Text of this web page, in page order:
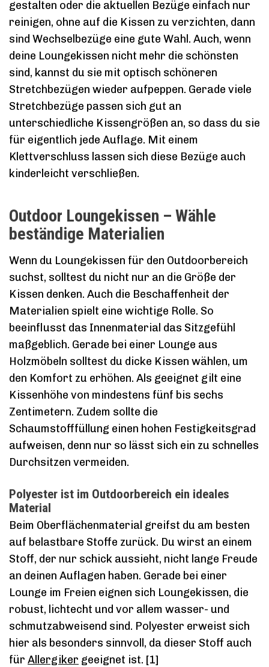
gestalten oder die aktuellen Bezüge einfach nur
reinigen, ohne auf die Kissen zu verzichten, dann
sind Wechselbezüge eine gute Wahl. Auch, wenn
deine Loungekissen nicht mehr die schönsten
sind, kannst du sie mit optisch schöneren
Stretchbezügen wieder aufpeppen. Gerade viele
Stretchbezüge passen sich gut an
unterschiedliche Kissengrößen an, so dass du sie
für eigentlich jede Auflage. Mit einem
Klettverschluss lassen sich diese Bezüge auch
kinderleicht verschließen.
Outdoor Loungekissen – Wähle
beständige Materialien
Wenn du Loungekissen für den Outdoorbereich
suchst, solltest du nicht nur an die Größe der
Kissen denken. Auch die Beschaffenheit der
Materialien spielt eine wichtige Rolle. So
beeinflusst das Innenmaterial das Sitzgefühl
maßgeblich. Gerade bei einer Lounge aus
Holzmöbeln solltest du dicke Kissen wählen, um
den Komfort zu erhöhen. Als geeignet gilt eine
Kissenhöhe von mindestens fünf bis sechs
Zentimetern. Zudem sollte die
Schaumstofffüllung einen hohen Festigkeitsgrad
aufweisen, denn nur so lässt sich ein zu schnelles
Durchsitzen vermeiden.
Polyester ist im Outdoorbereich ein ideales
Material
Beim Oberflächenmaterial greifst du am besten
auf belastbare Stoffe zurück. Du wirst an einem
Stoff, der nur schick aussieht, nicht lange Freude
an deinen Auflagen haben. Gerade bei einer
Lounge im Freien eignen sich Loungekissen, die
robust, lichtecht und vor allem wasser- und
schmutzabweisend sind. Polyester erweist sich
hier als besonders sinnvoll, da dieser Stoff auch
für Allergiker geeignet ist. [1]